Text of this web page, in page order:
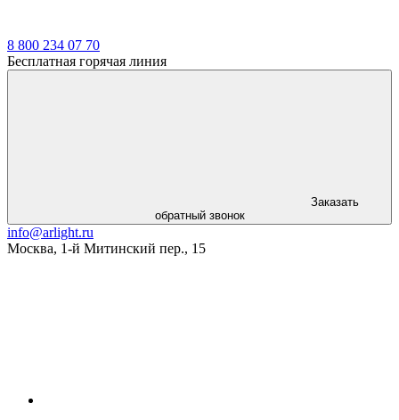
8 800 234 07 70
Бесплатная горячая линия
Заказать
обратный звонок
info@arlight.ru
Москва, 1-й Митинский пер., 15